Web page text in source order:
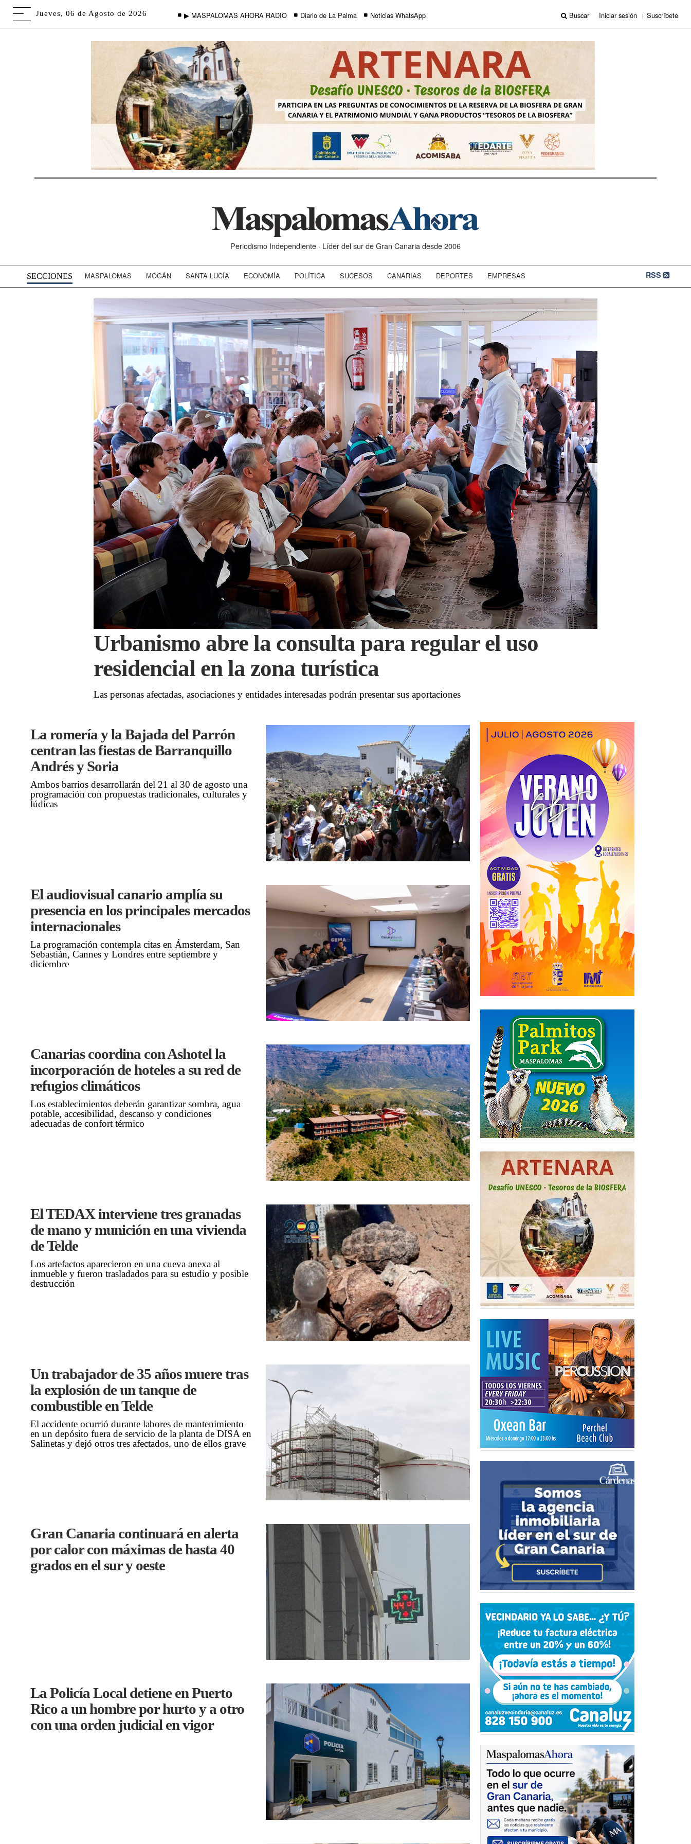
Jueves, 06 de Agosto de 2026 ▶ MASPALOMAS AHORA RADIO Diario de La Palma Noticias WhatsApp Buscar Iniciar sesión Suscríbete
Periodismo Independiente · Líder del sur de Gran Canaria desde 2006
SECCIONES MASPALOMAS MOGÁN SANTA LUCÍA ECONOMÍA POLÍTICA SUCESOS CANARIAS DEPORTES EMPRESAS RSS
Urbanismo abre la consulta para regular el uso
residencial en la zona turística
Las personas afectadas, asociaciones y entidades interesadas podrán presentar sus aportaciones
La romería y la Bajada del Parrón
centran las fiestas de Barranquillo
Andrés y Soria
Ambos barrios desarrollarán del 21 al 30 de agosto una
programación con propuestas tradicionales, culturales y
lúdicas
El audiovisual canario amplía su
presencia en los principales mercados
internacionales
La programación contempla citas en Ámsterdam, San
Sebastián, Cannes y Londres entre septiembre y
diciembre
Canarias coordina con Ashotel la
incorporación de hoteles a su red de
refugios climáticos
Los establecimientos deberán garantizar sombra, agua
potable, accesibilidad, descanso y condiciones
adecuadas de confort térmico
El TEDAX interviene tres granadas
de mano y munición en una vivienda
de Telde
Los artefactos aparecieron en una cueva anexa al
inmueble y fueron trasladados para su estudio y posible
destrucción
Un trabajador de 35 años muere tras
la explosión de un tanque de
combustible en Telde
El accidente ocurrió durante labores de mantenimiento
en un depósito fuera de servicio de la planta de DISA en
Salinetas y dejó otros tres afectados, uno de ellos grave
Gran Canaria continuará en alerta
por calor con máximas de hasta 40
grados en el sur y oeste
La Policía Local detiene en Puerto
Rico a un hombre por hurto y a otro
con una orden judicial en vigor